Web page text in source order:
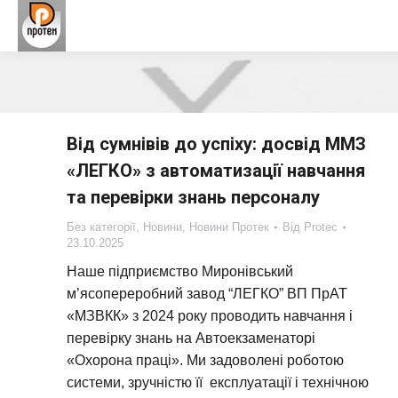
Від сумнівів до успіху: досвід ММЗ
«ЛЕГКО» з автоматизації навчання
та перевірки знань персоналу
Без категорії, Новини, Новини Протек Від Protec
23.10.2025
Наше підприємство Миронівський
м’ясопереробний завод “ЛЕГКО” ВП ПрАТ
«МЗВКК» з 2024 року проводить навчання і
перевірку знань на Автоекзаменаторі
«Охорона праці». Ми задоволені роботою
системи, зручністю її експлуатації і технічною